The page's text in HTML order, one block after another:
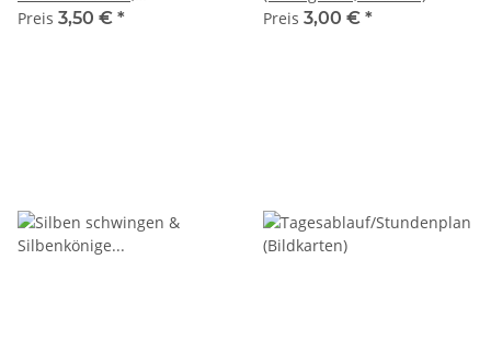
Lautanalyse)
Preis 3,50 € *
Preis 3,00 € *